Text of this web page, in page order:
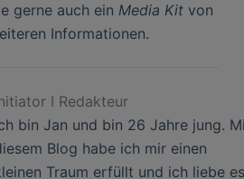
gerne auch ein Media Kitvon
Informationen.
I Redakteur
bin Jan und bin 26 Jahre jung.
Blog habe ich mir einen
Traum erfüllt und ich liebe es